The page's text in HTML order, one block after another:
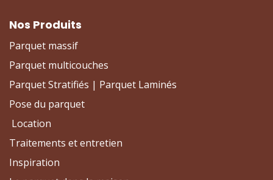
Nos Produits
Parquet massif
Parquet multicouches
Parquet Stratifiés | Parquet Laminés
Pose du parquet
Location
Traitements et entretien
Inspiration